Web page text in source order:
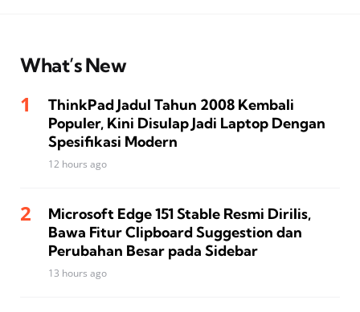
What’s New
ThinkPad Jadul Tahun 2008 Kembali
Populer, Kini Disulap Jadi Laptop Dengan
Spesifikasi Modern
12 hours ago
Microsoft Edge 151 Stable Resmi Dirilis,
Bawa Fitur Clipboard Suggestion dan
Perubahan Besar pada Sidebar
13 hours ago